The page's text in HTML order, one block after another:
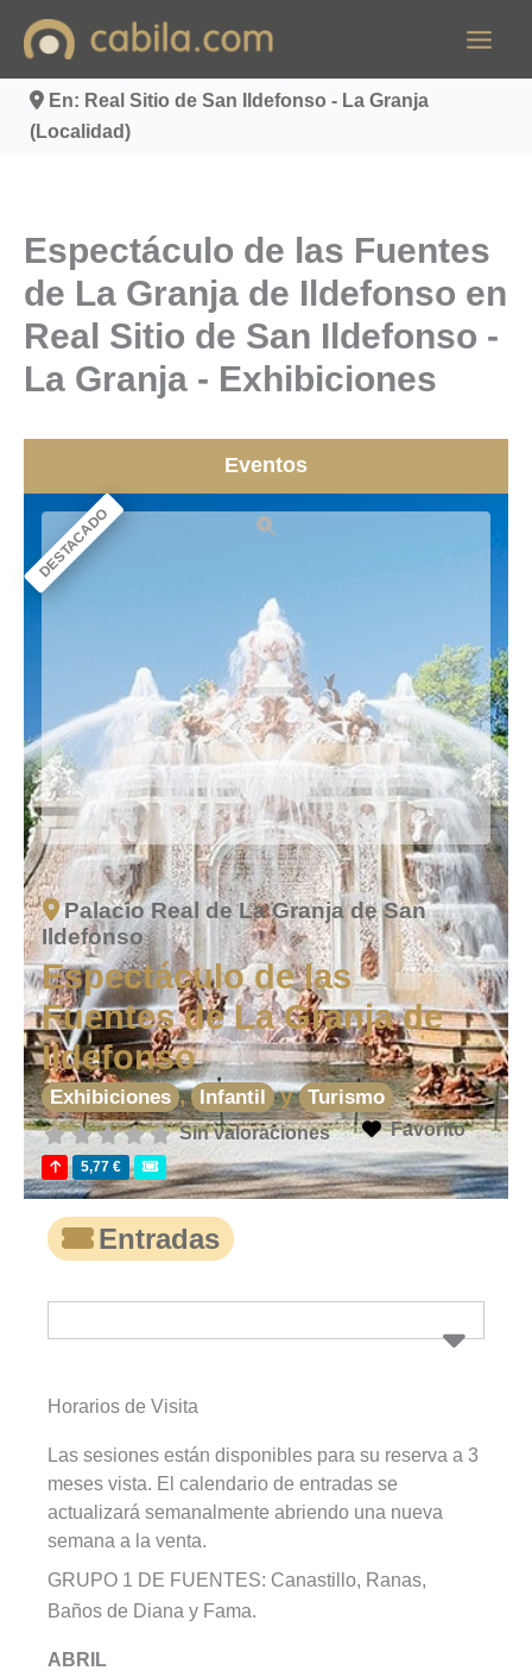
contenido
En: Real Sitio de San Ildefonso - La Granja
(Localidad)
Espectáculo de las Fuentes
de La Granja de Ildefonso en
Real Sitio de San Ildefonso -
La Granja - Exhibiciones
Eventos
DESTACADO
Palacio Real de La Granja de San
Ildefonso
Espectáculo de las
Fuentes de La Granja de
Ildefonso
Exhibiciones , Infantil y Turismo
Sin valoraciones Favorito
5,77 €
Entradas
Horarios de Visita
Las sesiones están disponibles para su reserva a 3
meses vista. El calendario de entradas se
actualizará semanalmente abriendo una nueva
semana a la venta.
GRUPO 1 DE FUENTES: Canastillo, Ranas,
Baños de Diana y Fama.
ABRIL